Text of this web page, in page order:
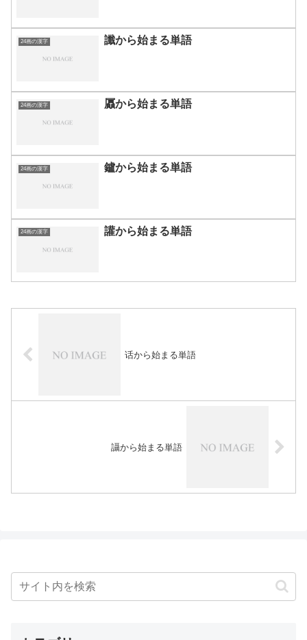
24画の漢字 讖から始まる単語
24画の漢字 屭から始まる単語
24画の漢字 鑪から始まる単語
24画の漢字 讙から始まる単語
话から始まる単語
讘から始まる単語